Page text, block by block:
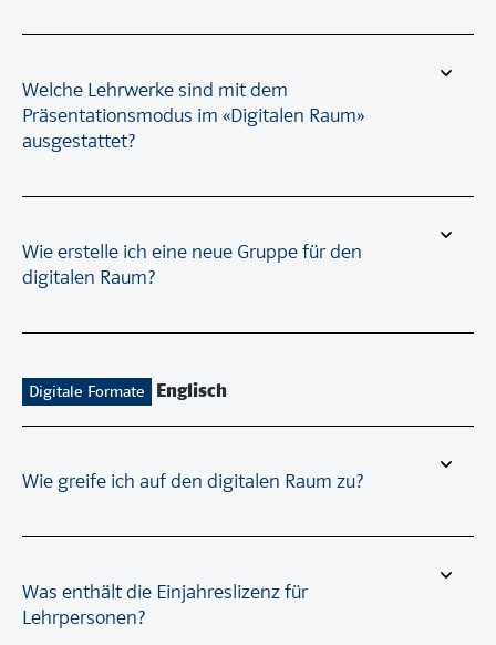
Welche Lehrwerke sind mit dem
Präsentationsmodus im «Digitalen Raum»
ausgestattet?
Wie erstelle ich eine neue Gruppe für den
digitalen Raum?
Digitale Formate Englisch
Wie greife ich auf den digitalen Raum zu?
Was enthält die Einjahreslizenz für
Lehrpersonen?